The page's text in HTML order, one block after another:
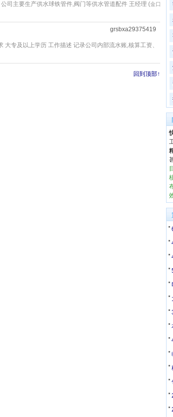
司主要生产供水球铁管件,阀门等供水管道配件 王经理 (金口
grsbxa29375419
专及以上学历 工作描述 记录公司内部流水账,核算工资、
回到顶部↑